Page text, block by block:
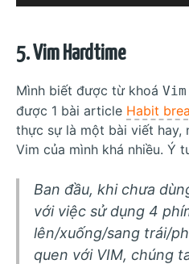
5. Vim Hardtime
Mình biết được từ khoá
được 1 bài article Habit
thực sự là một bài viết hay,
Vim của mình khá nhiều. Ý
Ban đầu, khi chưa
với việc sử dụng 4
lên/xuống/sang trái/
quen với VIM, chúng